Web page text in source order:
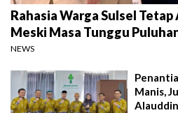
Rahasia Warga Sulsel
Meski Masa Tunggu
NEWS
Manis,